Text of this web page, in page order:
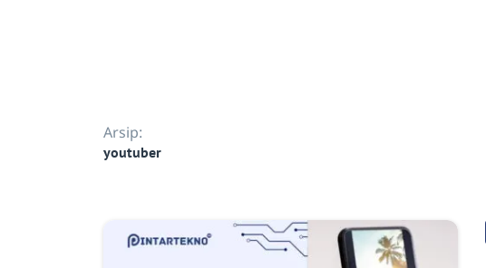
Arsip:
youtuber